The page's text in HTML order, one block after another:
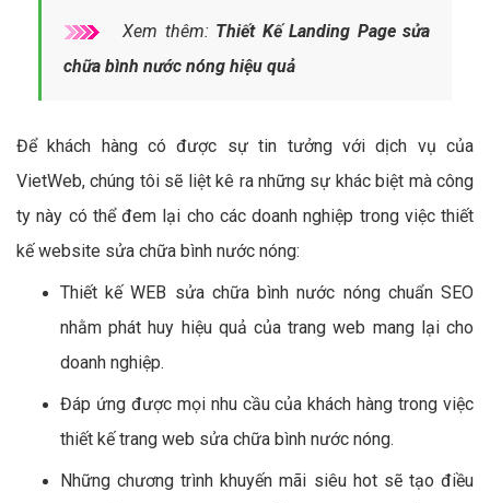
Xem thêm: Thiết Kế Landing Page sửa
chữa bình nước nóng hiệu quả
Để khách hàng có được sự tin tưởng với dịch vụ của
VietWeb, chúng tôi sẽ liệt kê ra những sự khác biệt mà công
ty này có thể đem lại cho các doanh nghiệp trong việc thiết
kế website sửa chữa bình nước nóng:
Thiết kế WEB sửa chữa bình nước nóng chuẩn SEO
nhằm phát huy hiệu quả của trang web mang lại cho
doanh nghiệp.
Đáp ứng được mọi nhu cầu của khách hàng trong việc
thiết kế trang web sửa chữa bình nước nóng.
Những chương trình khuyến mãi siêu hot sẽ tạo điều